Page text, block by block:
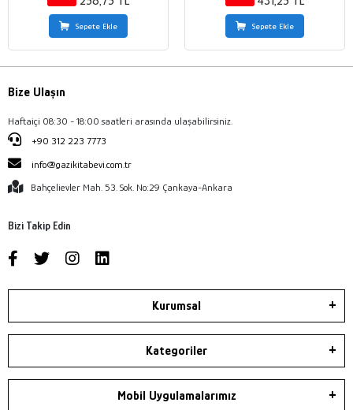
Sepete Ekle Sepete Ekle
Bize Ulaşın
Haftaiçi 08:30 - 18:00 saatleri arasında ulaşabilirsiniz.
+90 312 223 7773
info@gazikitabevi.com.tr
Bahçelievler Mah. 53. Sok. No:29 Çankaya-Ankara
Bizi Takip Edin
Kurumsal
Kategoriler
Mobil Uygulamalarımız